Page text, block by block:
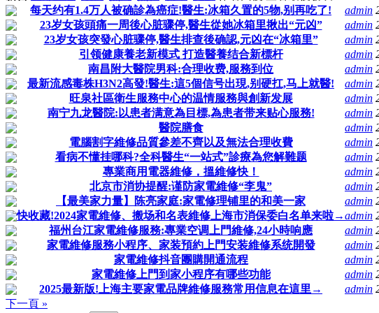
每天约有1.4万人被确診為癌症!醫生:冰箱久置的5物,别再吃了!
admin
23岁女孩頭痛一周後心脏骤停,醫生從她冰箱里揪出“元凶”
admin
23岁女孩突發心脏骤停,醫生排查後确認,元凶在“冰箱里”
admin
引领健康養老新模式 打造醫養结合新標杆
admin
南昌附大醫院男科:合理收费,服務到位
admin
最新流感毒株H3N2高發!醫生:這5個信号出現,别硬扛,马上就醫!
admin
旺泉社區衛生服務中心的温情服務與創新发展
admin
南宁九龙醫院:以患者满意為目標,為患者带来贴心服務!
admin
醫院膳食
admin
電腦割字維修品質參差不齊以及無法合理收費
admin
看病不懂挂哪科?全科醫生“一站式”診療為您解難题
admin
專業商用電器維修，搵維修快！
admin
北京市消协提醒:谨防家電維修“李鬼”
admin
【最美家力量】陈亮家庭:家電修理铺里的和美一家
admin
快收藏!2024家電維修、搬场和名表維修上海市消保委白名单来啦→admin
福州台江家電維修服務:專業空调上門維修,24小時响應
admin
家電維修服務小程序、家装預約上門安装維修系统開發
admin
家電維修抖音團購開通流程
admin
家電維修上門到家小程序有哪些功能
admin
2025最新版!上海主要家電品牌維修服務常用信息在這里→
admin
下一頁 »